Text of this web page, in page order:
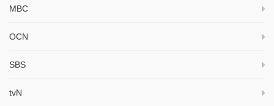
MBC
OCN
SBS
tvN